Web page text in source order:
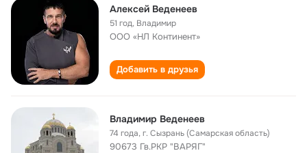
Алексей Веденеев
51 год, Владимир
ООО «НЛ Континент»
Добавить в друзья
Владимир Веденеев
74 года,г. Сызрань (Самарская область)
90673 Гв.РКР "ВАРЯГ"